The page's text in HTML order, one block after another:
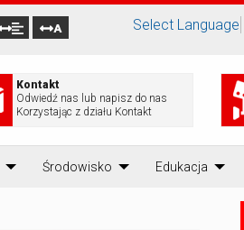
A Select Language
Kontakt
Odwiedź nas lub napisz do nas
Korzystając z działu Kontakt
Środowisko Edukacja